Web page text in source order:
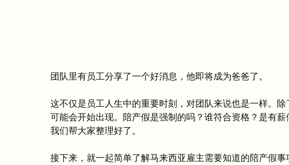
团队里有员工分享了一个好消息，他即将成为爸爸了。
这不仅是员工人生中的重要时刻，对团队来说也是一样。
可能会开始出现。陪产假是强制的吗？谁符合资格？是有
我们帮大家整理好了。
接下来，就一起简单了解马来西亚雇主需要知道的陪产假